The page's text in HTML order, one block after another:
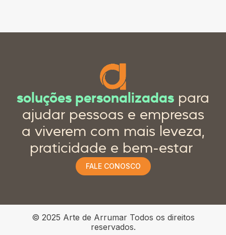
soluções personalizadas para
ajudar pessoas e empresas
a viverem com mais leveza,
praticidade e bem-estar
FALE CONOSCO
© 2025 Arte de Arrumar Todos os direitos
reservados.